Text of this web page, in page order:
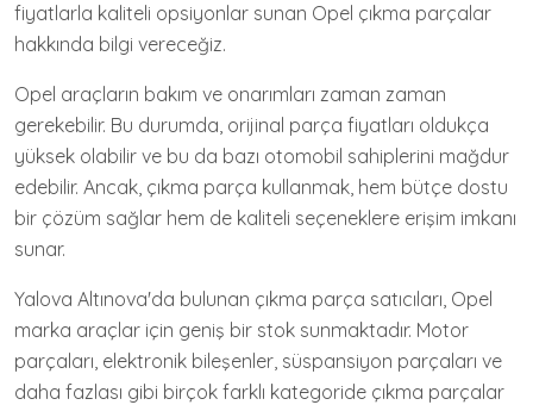
fiyatlarla kaliteli opsiyonlar sunan Opel çıkma parçalar
hakkında bilgi vereceğiz.
Opel araçların bakım ve onarımları zaman zaman
gerekebilir. Bu durumda, orijinal parça fiyatları oldukça
yüksek olabilir ve bu da bazı otomobil sahiplerini mağdur
edebilir. Ancak, çıkma parça kullanmak, hem bütçe dostu
bir çözüm sağlar hem de kaliteli seçeneklere erişim imkanı
sunar.
Yalova Altınova'da bulunan çıkma parça satıcıları, Opel
marka araçlar için geniş bir stok sunmaktadır. Motor
parçaları, elektronik bileşenler, süspansiyon parçaları ve
daha fazlası gibi birçok farklı kategoride çıkma parçalar